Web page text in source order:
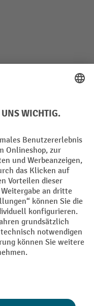
Versandkosten und ggf.
Der Rabatt gilt nicht auf